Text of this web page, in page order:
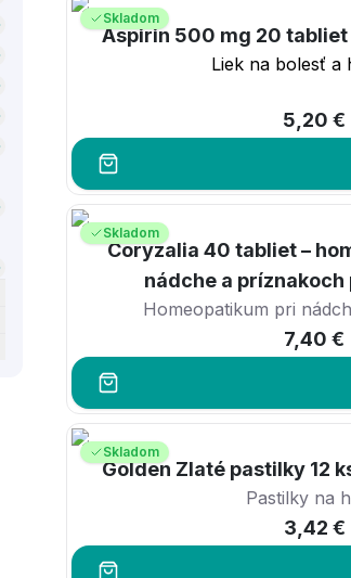
Skladom
Aspirin 500 mg 20 tabliet
Liek na bolesť a
5,20 €
Skladom
Coryzalia 40 tabliet –
nádche a
Homeopatikum pri
7,40 €
Skladom
Golden Zlaté pastilky 12
Pastilky na
3,42 €